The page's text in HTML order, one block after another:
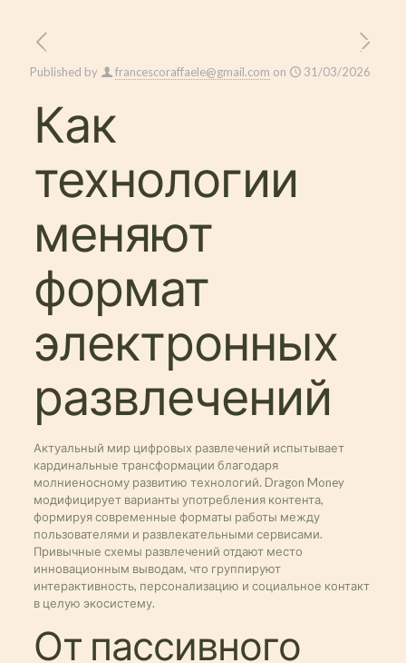
Published by francescoraffaele@gmail.com on 31/03/2026
Как
технологии
меняют
формат
электронных
развлечений
Актуальный мир цифровых развлечений испытывает
кардинальные трансформации благодаря
молниеносному развитию технологий. Dragon Money
модифицирует варианты употребления контента,
формируя современные форматы работы между
пользователями и развлекательными сервисами.
Привычные схемы развлечений отдают место
инновационным выводам, что группируют
интерактивность, персонализацию и социальное контакт
в целую экосистему.
От пассивного